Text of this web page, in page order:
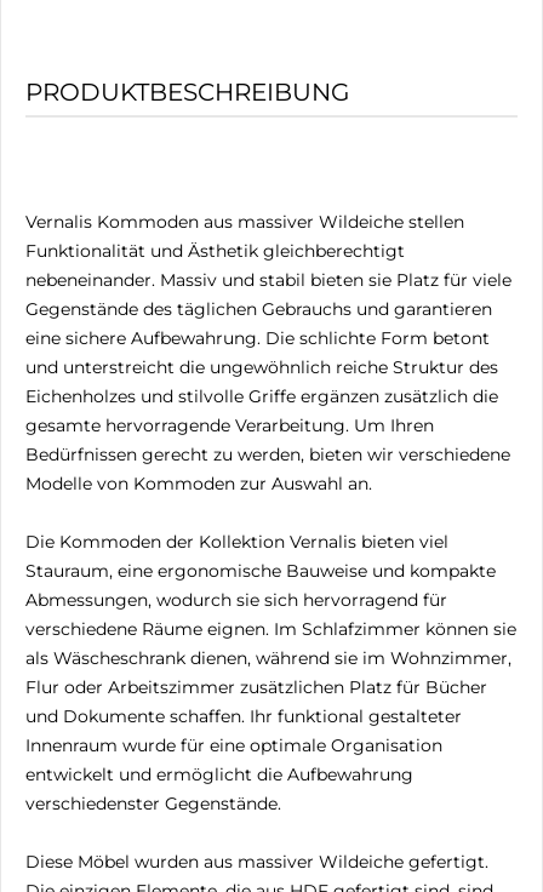
PRODUKTBESCHREIBUNG
Vernalis Kommoden aus massiver Wildeiche stellen
Funktionalität und Ästhetik gleichberechtigt
nebeneinander. Massiv und stabil bieten sie Platz für viele
Gegenstände des täglichen Gebrauchs und garantieren
eine sichere Aufbewahrung. Die schlichte Form betont
und unterstreicht die ungewöhnlich reiche Struktur des
Eichenholzes und stilvolle Griffe ergänzen zusätzlich die
gesamte hervorragende Verarbeitung. Um Ihren
Bedürfnissen gerecht zu werden, bieten wir verschiedene
Modelle von Kommoden zur Auswahl an.
Die Kommoden der Kollektion Vernalis bieten viel
Stauraum, eine ergonomische Bauweise und kompakte
Abmessungen, wodurch sie sich hervorragend für
verschiedene Räume eignen. Im Schlafzimmer können sie
als Wäscheschrank dienen, während sie im Wohnzimmer,
Flur oder Arbeitszimmer zusätzlichen Platz für Bücher
und Dokumente schaffen. Ihr funktional gestalteter
Innenraum wurde für eine optimale Organisation
entwickelt und ermöglicht die Aufbewahrung
verschiedenster Gegenstände.
Diese Möbel wurden aus massiver Wildeiche gefertigt.